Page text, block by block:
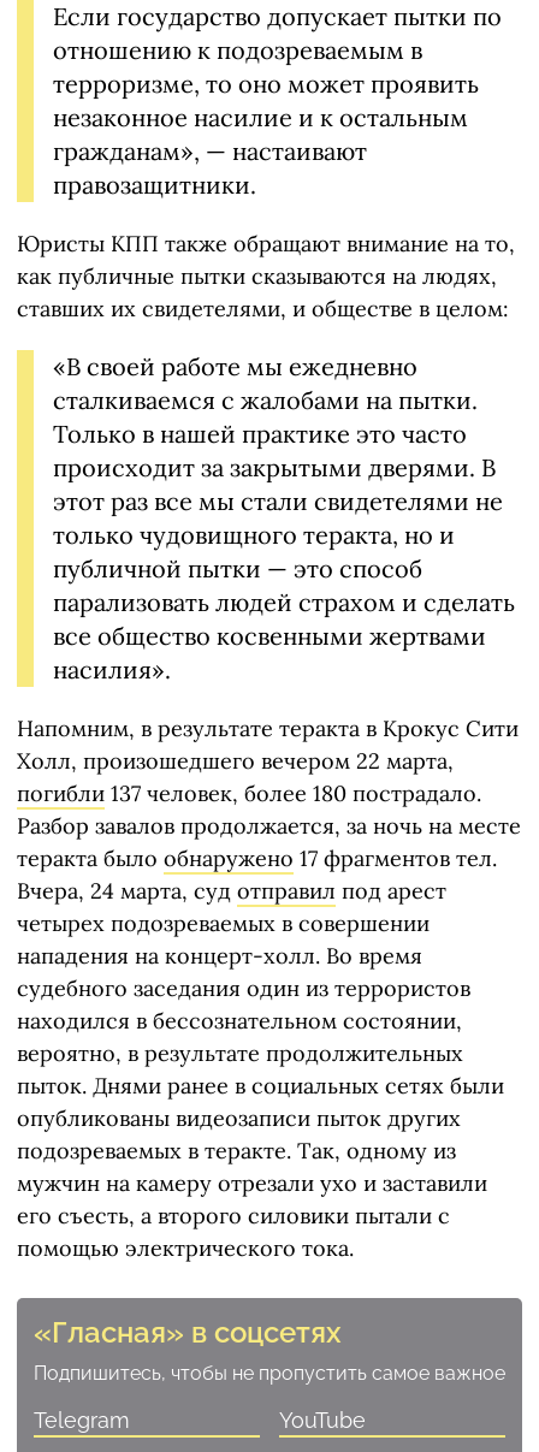
Если государство допускает пытки по
отношению к подозреваемым в
терроризме, то оно может проявить
незаконное насилие и к остальным
гражданам», — настаивают
правозащитники.
Юристы КПП также обращают внимание на то,
как публичные пытки сказываются на людях,
ставших их свидетелями, и обществе в целом:
«В своей работе мы ежедневно
сталкиваемся с жалобами на пытки.
Только в нашей практике это часто
происходит за закрытыми дверями. В
этот раз все мы стали свидетелями не
только чудовищного теракта, но и
публичной пытки — это способ
парализовать людей страхом и сделать
все общество косвенными жертвами
насилия».
Напомним, в результате теракта в Крокус Сити
Холл, произошедшего вечером 22 марта,
погибли 137 человек, более 180 пострадало.
Разбор завалов продолжается, за ночь на месте
теракта было обнаружено 17 фрагментов тел.
Вчера, 24 марта, суд отправил под арест
четырех подозреваемых в совершении
нападения на концерт-холл. Во время
судебного заседания один из террористов
находился в бессознательном состоянии,
вероятно, в результате продолжительных
пыток. Днями ранее в социальных сетях были
опубликованы видеозаписи пыток других
подозреваемых в теракте. Так, одному из
мужчин на камеру отрезали ухо и заставили
его съесть, а второго силовики пытали с
помощью электрического тока.
«Гласная» в соцсетях
Подпишитесь, чтобы не пропустить самое важное
Telegram YouTube